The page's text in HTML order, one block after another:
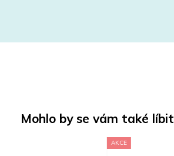
Mohlo by se vám také líbit